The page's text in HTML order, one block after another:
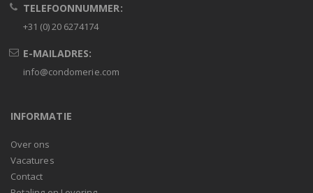
TELEFOONNUMMER:
+31 (0) 20 6274174
E-MAILADRES:
info@condomerie.com
INFORMATIE
Over ons
Vacatures
Contact